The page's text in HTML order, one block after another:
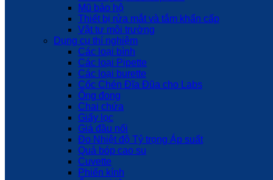
Mũ bảo hộ
Thiết bị rửa mắt và tắm khẩn cấp
Vật tư môi trường
Dụng cụ thí nghiệm
Các loại bình
Các loại Pipette
Các loại burette
Cốc Chén Đĩa Đũa cho Labs
Ống đong
Chai chứa
Giấy lọc
Giá đầu nối
Đo Nhiệt độ Tỷ trọng Áp suất
Quả bóp cao su
Cuvette
Phiến kính